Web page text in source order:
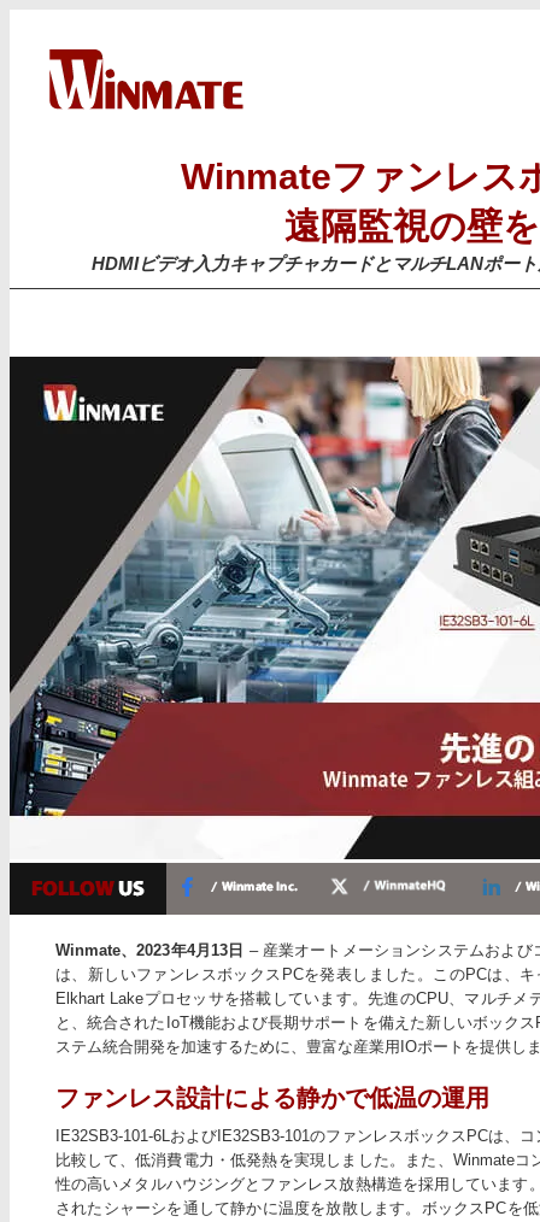
Winmateファンレス
遠隔監視の壁
HDMIビデオ入力キャプチャカードとマルチLANポー
Winmate、2023年4月13日 – 産業オートメーションシステムおよ
は、新しいファンレスボックスPCを発表しました。このPCは、
Elkhart Lakeプロセッサを搭載しています。先進のCPU、マルチ
と、統合されたIoT機能および長期サポートを備えた新しいボック
ステム統合開発を加速するために、豊富な産業用IOポートを提供し
ファンレス設計による静かで低温の運用
IE32SB3-101-6LおよびIE32SB3-101のファンレスボックスPCは、
比較して、低消費電力・低発熱を実現しました。また、Winmate
性の高いメタルハウジングとファンレス放熱構造を採用しています
されたシャーシを通して静かに温度を放散します。ボックスPCを